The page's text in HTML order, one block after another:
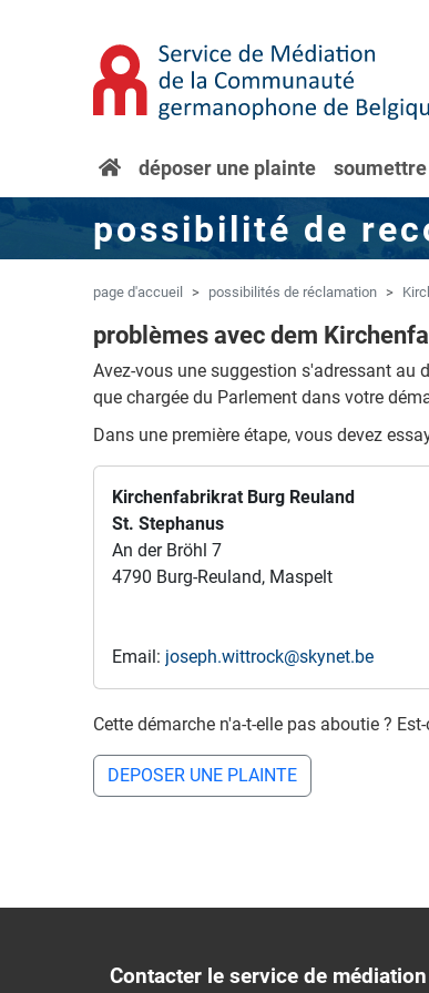
Sauter à la navigation
page
d'accueil
déposer une plainte
possibilité de
page d'accueil possibilités de réclamation
problèmes avec dem
Avez-vous une suggestion s'adressant au
que chargée du Parlement dans votre
Dans une première étape, vous devez
Kirchenfabrikrat Burg Reuland
St. Stephanus
An der Bröhl 7
4790 Burg-Reuland, Maspelt
Email: joseph.wittrock@skynet.be
Cette démarche n'a-t-elle pas aboutie ?
DEPOSER UNE PLAINTE
Contacter le service de médiation